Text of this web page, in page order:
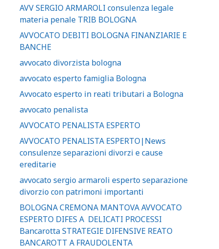
AVV SERGIO ARMAROLI consulenza legale
materia penale TRIB BOLOGNA
AVVOCATO DEBITI BOLOGNA FINANZIARIE E
BANCHE
avvocato divorzista bologna
avvocato esperto famiglia Bologna
Avvocato esperto in reati tributari a Bologna
avvocato penalista
AVVOCATO PENALISTA ESPERTO
AVVOCATO PENALISTA ESPERTO|News
consulenze separazioni divorzi e cause
ereditarie
avvocato sergio armaroli esperto separazione
divorzio con patrimoni importanti
BOLOGNA CREMONA MANTOVA AVVOCATO
ESPERTO DIFES A DELICATI PROCESSI
Bancarotta STRATEGIE DIFENSIVE REATO
BANCAROTT A FRAUDOLENTA